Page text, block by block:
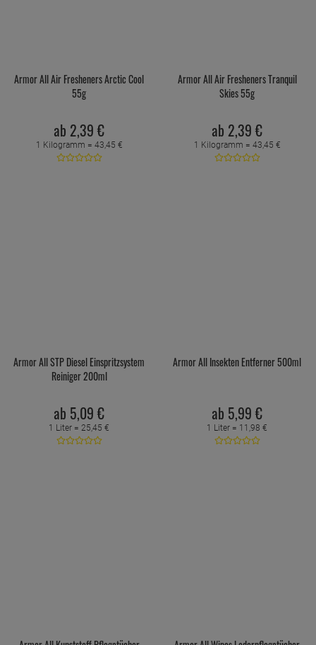
Armor All Air Fresheners Arctic Cool
55g
ab 2,39 €
1 Kilogramm = 43,45 €
Armor All Air Fresheners Tranquil
Skies 55g
ab 2,39 €
1 Kilogramm = 43,45 €
Armor All STP Diesel Einspritzsystem
Reiniger 200ml
ab 5,09 €
1 Liter = 25,45 €
Armor All Insekten Entferner 500ml
ab 5,99 €
1 Liter = 11,98 €